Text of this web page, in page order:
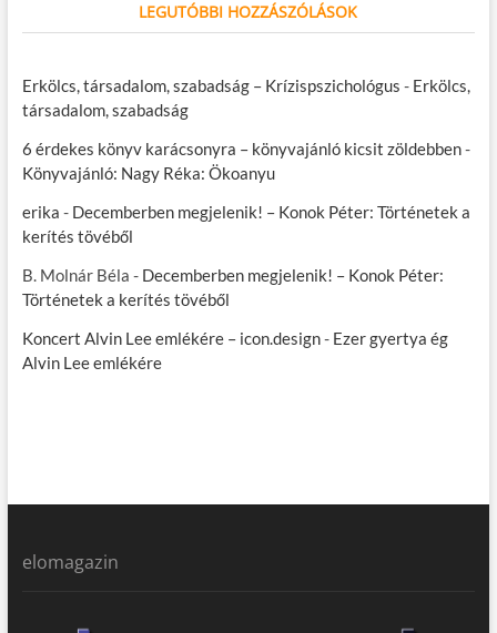
LEGUTÓBBI HOZZÁSZÓLÁSOK
Erkölcs, társadalom, szabadság – Krízispszichológus - Erkölcs,
társadalom, szabadság
6 érdekes könyv karácsonyra – könyvajánló kicsit zöldebben-
Könyvajánló: Nagy Réka: Ökoanyu
erika - Decemberben megjelenik! – Konok Péter: Történetek a
kerítés tövéből
B. Molnár Béla - Decemberben megjelenik! – Konok Péter:
Történetek a kerítés tövéből
Koncert Alvin Lee emlékére – icon.design- Ezer gyertya ég
Alvin Lee emlékére
elomagazin